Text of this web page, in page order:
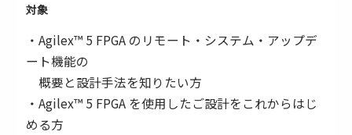
対象
・Agilex™ 5 FPGA のリモート・システム・アップデ
ート機能の
概要と設計手法を知りたい方
・Agilex™ 5 FPGA を使用したご設計をこれからはじ
める方